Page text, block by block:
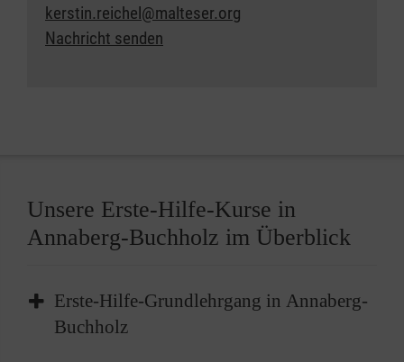
kerstin.reichel@malteser.org
Nachricht senden
Unsere Erste-Hilfe-Kurse in
Annaberg-Buchholz im Überblick
Erste-Hilfe-Grundlehrgang in Annaberg-
Buchholz